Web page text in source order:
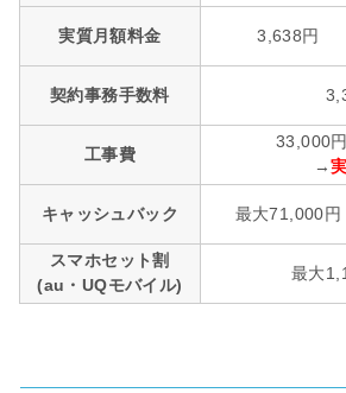
実質月額料金 3,638円
契約事務手数料
工事費
33,000
→
キャッシュバック 最大71,000円
スマホセット割
(au・UQモバイル)
最大